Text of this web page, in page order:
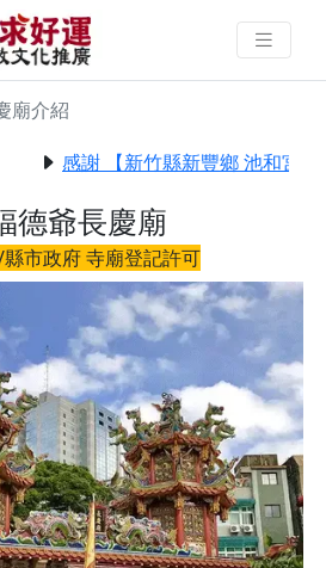
| 拜好廟求好運 找到
廟介紹
感謝 【新竹縣新豐鄉 池和宮】
德爺長慶廟
市政府 寺廟登記許可